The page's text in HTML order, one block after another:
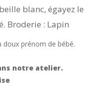
blanc, égayez le
Broderie : Lapin
doux prénom de bébé.
notre atelier.